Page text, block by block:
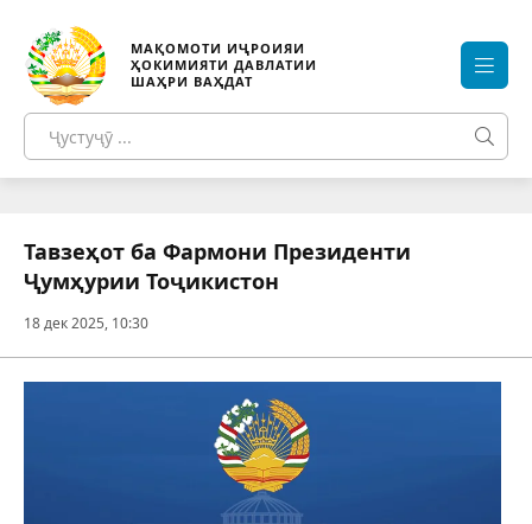
МАҚОМОТИ ИҶРОИЯИ
ҲОКИМИЯТИ ДАВЛАТИИ
ШАҲРИ ВАҲДАТ
Тавзеҳот ба Фармони Президенти
Ҷумҳурии Тоҷикистон
18 дек 2025, 10:30